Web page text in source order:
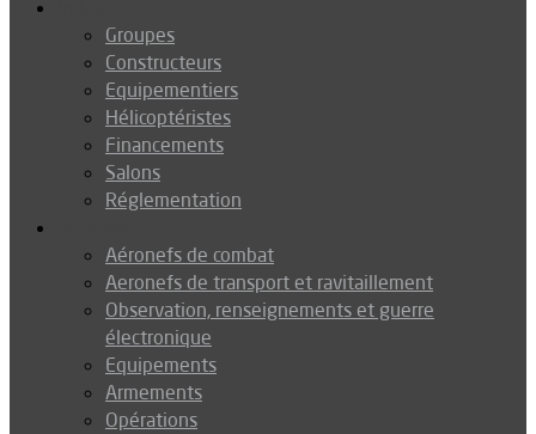
Groupes
Constructeurs
Equipementiers
Hélicoptéristes
Financements
Salons
Réglementation
Aéronefs de combat
Aeronefs de transport et ravitaillement
Observation, renseignements et guerre
électronique
Equipements
Armements
Opérations